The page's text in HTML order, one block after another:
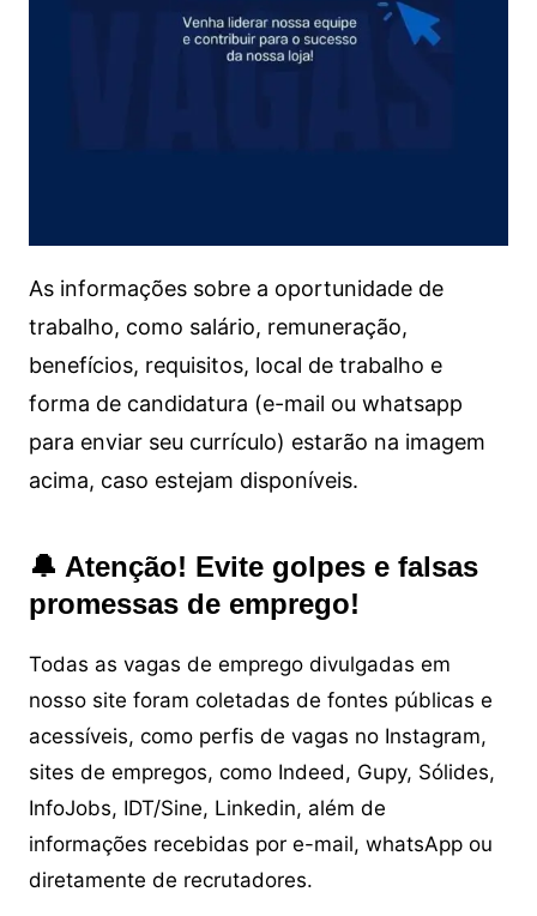
As informações sobre a oportunidade de
trabalho, como salário, remuneração,
benefícios, requisitos, local de trabalho e
forma de candidatura (e-mail ou whatsapp
para enviar seu currículo) estarão na imagem
acima, caso estejam disponíveis.
🔔 Atenção! Evite golpes e falsas
promessas de emprego!
Todas as vagas de emprego divulgadas em
nosso site foram coletadas de fontes públicas e
acessíveis, como perfis de vagas no Instagram,
sites de empregos, como Indeed, Gupy, Sólides,
InfoJobs, IDT/Sine, Linkedin, além de
informações recebidas por e-mail, whatsApp ou
diretamente de recrutadores.